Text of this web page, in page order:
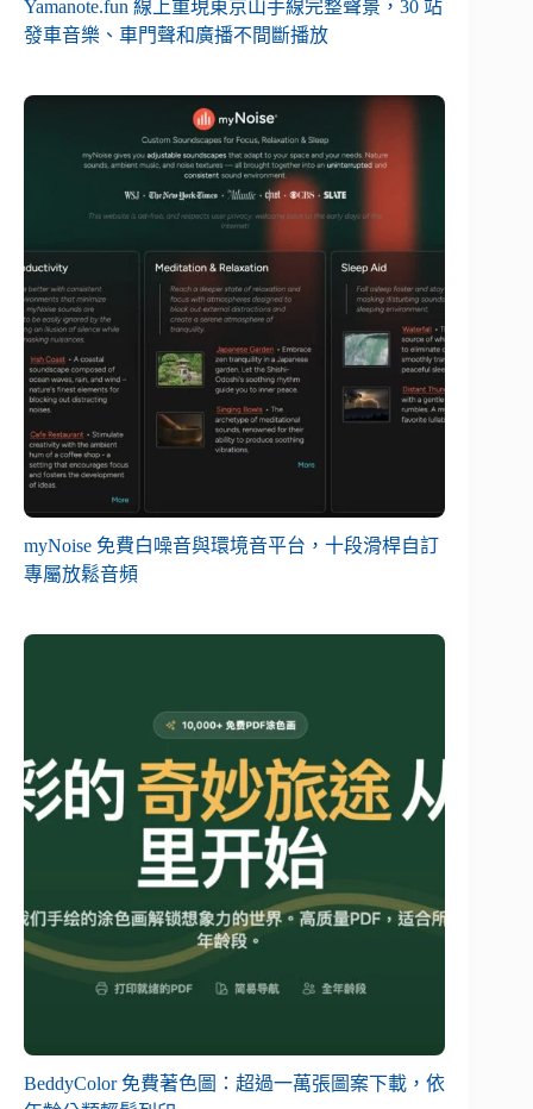
Yamanote.fun 線上重現東京山手線完整聲景，30 站
發車音樂、車門聲和廣播不間斷播放
myNoise 免費白噪音與環境音平台，十段滑桿自訂
專屬放鬆音頻
BeddyColor 免費著色圖：超過一萬張圖案下載，依